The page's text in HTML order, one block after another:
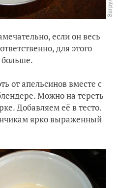
если он весь
для этого
больше.
от апельсинов вместе с
Можно на тереть
Добавляем её в тесто.
ярко выраженный